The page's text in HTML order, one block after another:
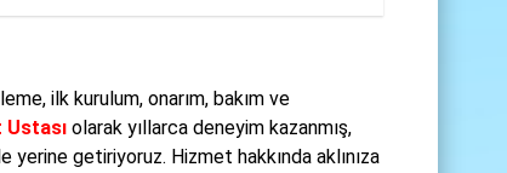
ilk kurulum, onarım, bakım ve
Ustasıolarak yıllarca deneyim kazanmış,
getiriyoruz. Hizmet hakkında aklınıza